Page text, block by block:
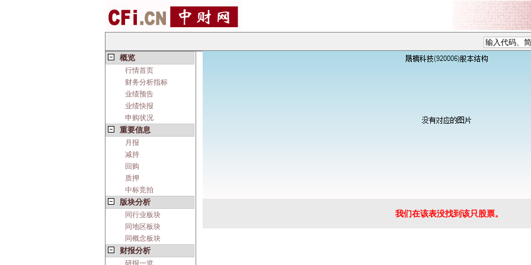
概览
行情首页
财务分析指标
业绩预告
业绩快报
申购状况
重要信息
月报
减持
回购
质押
中标竞拍
版块分析
同行业板块
同地区板块
同概念板块
财报分析
研报一览
我们在该表没找到该只股票。